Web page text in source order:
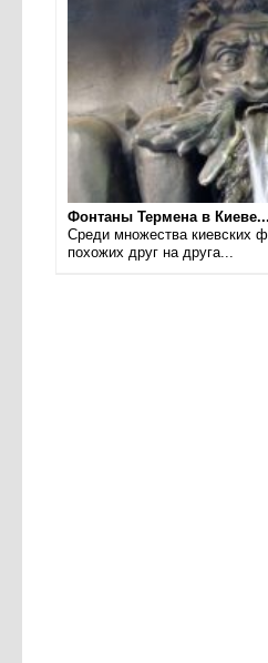
Фонтаны Термена в Киеве...
Среди множества киевских
похожих друг на друга...